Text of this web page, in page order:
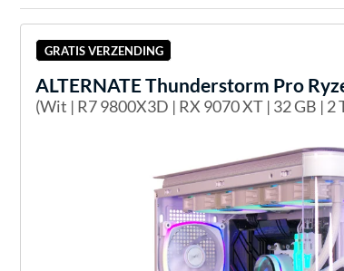
GRATIS VERZENDING
ALTERNATEThunderstorm Pro
(Wit | R7 9800X3D | RX 9070 XT | 32 GB | 2